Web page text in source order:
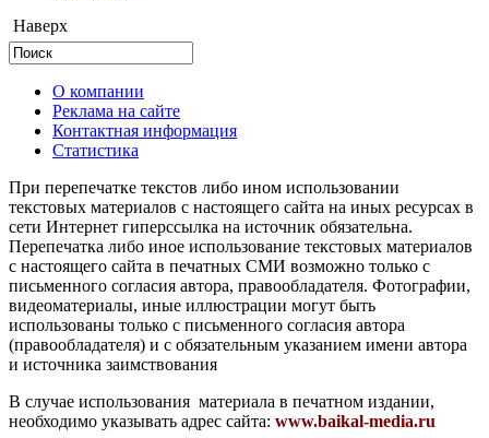
Наверх
О компании
Реклама на сайте
Контактная информация
Статистика
При перепечатке текстов либо ином использовании
текстовых материалов с настоящего сайта на иных ресурсах в
сети Интернет гиперссылка на источник обязательна.
Перепечатка либо иное использование текстовых материалов
с настоящего сайта в печатных СМИ возможно только с
письменного согласия автора, правообладателя. Фотографии,
видеоматериалы, иные иллюстрации могут быть
использованы только с письменного согласия автора
(правообладателя) и с обязательным указанием имени автора
и источника заимствования
В случае использования материала в печатном издании,
необходимо указывать адрес сайта: www.baikal-media.ru